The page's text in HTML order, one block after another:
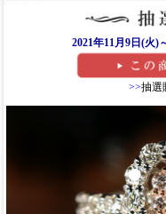
2021年11月9日(火)
>>抽選